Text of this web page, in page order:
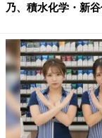
乃、積水化学・新